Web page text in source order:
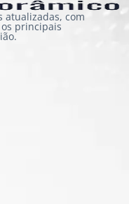
atualizadas, com
principais